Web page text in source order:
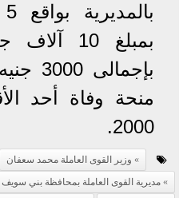
بمبلغ 10
منحة وفاة أحد
2000.
وزير القوى العاملة محمد سعفان
مديرية القوى العاملة بمحافظة بني سويف